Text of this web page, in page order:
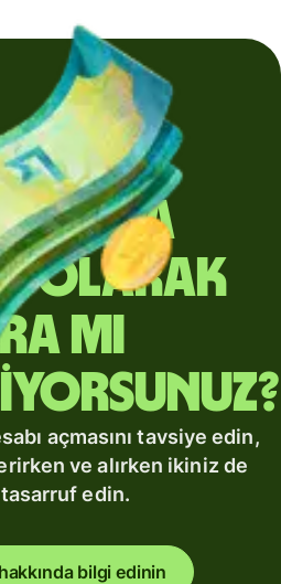
olarak
mı
açmasını tavsiye edin,
ve alırken ikiniz de
edin.
bilgi edinin